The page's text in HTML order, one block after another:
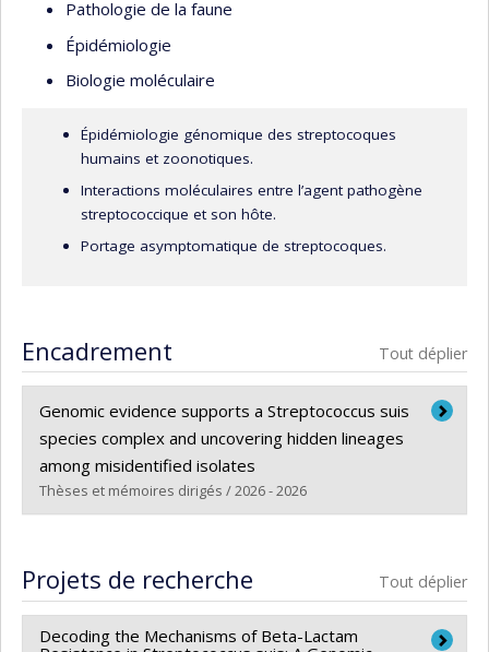
Pathologie de la faune
Épidémiologie
Biologie moléculaire
Épidémiologie génomique des streptocoques
humains et zoonotiques.
Interactions moléculaires entre l’agent pathogène
streptococcique et son hôte.
Portage asymptomatique de streptocoques.
Encadrement Tout déplier
Genomic evidence supports a Streptococcus suis
species complex and uncovering hidden lineages
among misidentified isolates
Thèses et mémoires dirigés / 2026 - 2026
Cycle :Maîtrise
Diplôme obtenu :M. Sc.
Lien vers le document dans Papyrus
Projets de recherche Tout déplier
Decoding the Mechanisms of Beta-Lactam